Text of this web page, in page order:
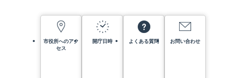
市役所へのアク
セス
開庁日時 よくある質問 お問い合わせ